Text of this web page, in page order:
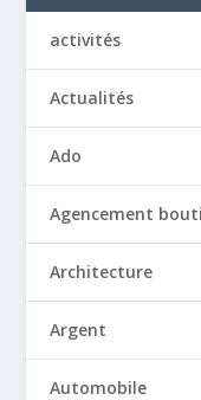
activités
Actualités
Ado
Agencement
Architecture
Argent
Automobile